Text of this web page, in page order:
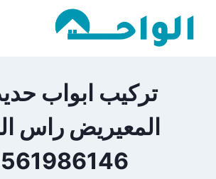
تركيب ابواب
المعيريض راس